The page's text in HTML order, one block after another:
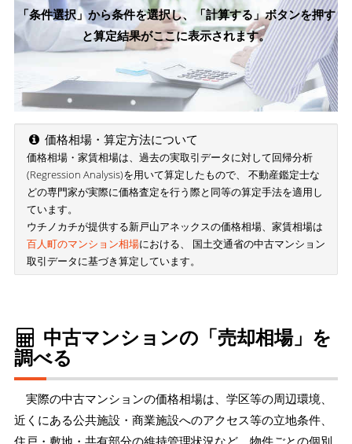
「条件選択」から条件を選択し、「計算する」ボタンを押す
と算定結果がここに表示されます。
価格相場・算定方法について
価格相場・家賃相場は、過去の実取引データに対して回帰分析
(Regression Analysis)を用いて算定したもので、 不動産鑑定士な
どの専門家が実際に価格査定を行う際と同等の算定手法を適用し
ています。
ウチノカチが提供する新戸山アネックスの価格相場、家賃相場は
百人町のマンション相場における、 国土交通省の中古マンション
取引データに基づき算定しています。
中古マンションの「売却相場」を
調べる
実際の中古マンションの価格相場は、学区等の周辺環境、
近くにある公共施設・商業施設へのアクセス等の立地条件、